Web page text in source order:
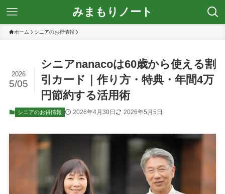
みまもりノート
ホーム シニアのお得情報
シニアnanacoは60歳から使える割
引カード｜作り方・特典・年間4万
円節約する活用術
2026
5/05
シニアのお得情報 2026年4月30日 2026年5月5日